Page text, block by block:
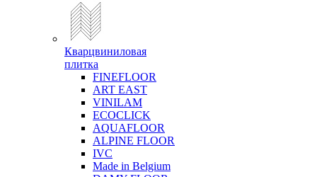
Кварцвиниловая
плитка
FINEFLOOR
ART EAST
VINILAM
ECOCLICK
AQUAFLOOR
ALPINE FLOOR
IVC
Made in Belgium